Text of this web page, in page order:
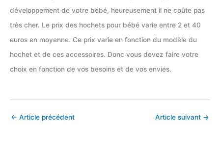
développement de votre bébé, heureusement il ne coûte pas
très cher. Le prix des hochets pour bébé varie entre 2 et 40
euros en moyenne. Ce prix varie en fonction du modèle du
hochet et de ces accessoires. Donc vous devez faire votre
choix en fonction de vos besoins et de vos envies.
← Article précédent Article suivant →